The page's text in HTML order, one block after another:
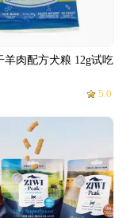
羊肉配方犬粮 12g试吃
5.0